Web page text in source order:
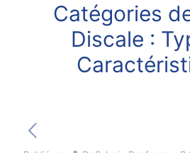
Catégories
Discale :